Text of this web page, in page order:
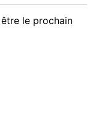
le prochain